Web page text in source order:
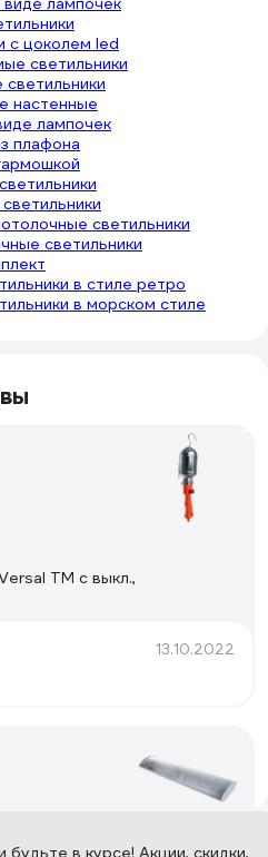
с цоколем led
светильники
настенные
лампочек
плафона
светильники
светильники
в стиле ретро
в морском стиле
ТМ c выкл.,
13.10.2022
будьте в курсе! Акции, скидки,